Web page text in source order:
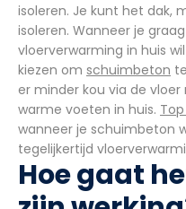
isoleren. Je kunt het dak,
isoleren. Wanneer je
vloerverwarming in huis
kiezen om schuimbeton
er minder kou via de
warme voeten in huis.
wanneer je schuimbeton
tegelijkertijd
Hoe gaat